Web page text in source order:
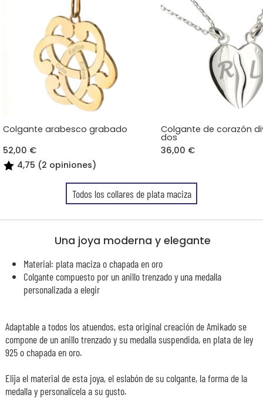
Colgante arabesco grabado
52,00 €
4,75 (2 opiniones)
Colgante de corazón
dos
36,00 €
Todos los collares de plata maciza
Una joya moderna y elegante
Material: plata maciza o chapada en oro
Colgante compuesto por un anillo trenzado y una medalla
personalizada a elegir
Adaptable a todos los atuendos, esta original creación de Amikado se
compone de un anillo trenzado y su medalla suspendida, en plata de ley
925 o chapada en oro.
Elija el material de esta joya, el eslabón de su colgante, la forma de la
medalla y personalícela a su gusto.